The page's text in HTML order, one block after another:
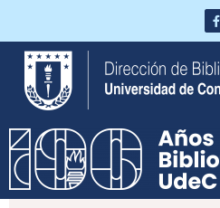
Saltar
contenido